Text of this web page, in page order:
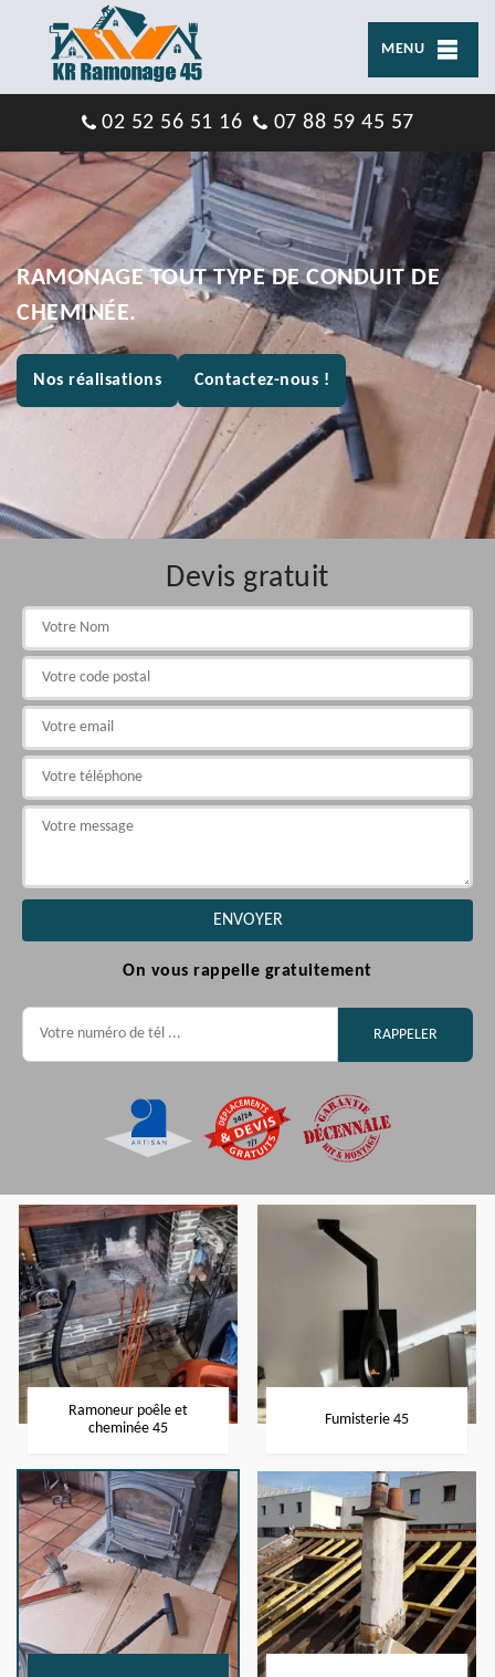
MENU
02 52 56 51 16 07 88 59 45 57
RAMONAGE TOUT TYPE DE CONDUIT DE
CHEMINÉE.
Nos réalisations Contactez-nous !
Devis gratuit
On vous rappelle gratuitement
Ramoneur poêle et
cheminée 45
Fumisterie 45